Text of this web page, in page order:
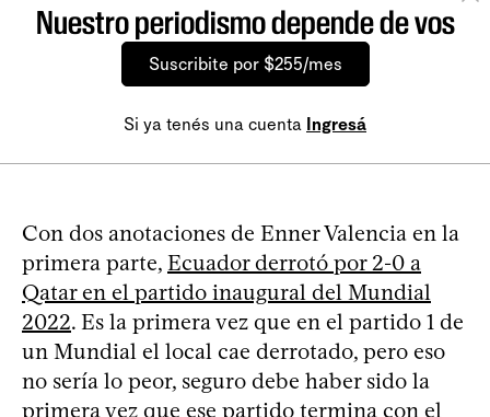
Nuestro periodismo depende de vos
Suscribite por $255/mes
Si ya tenés una cuenta Ingresá
Con dos anotaciones de Enner Valencia en la
primera parte, Ecuador derrotó por 2-0 a
Qatar en el partido inaugural del Mundial
2022. Es la primera vez que en el partido 1 de
un Mundial el local cae derrotado, pero eso
no sería lo peor, seguro debe haber sido la
primera vez que ese partido termina con el